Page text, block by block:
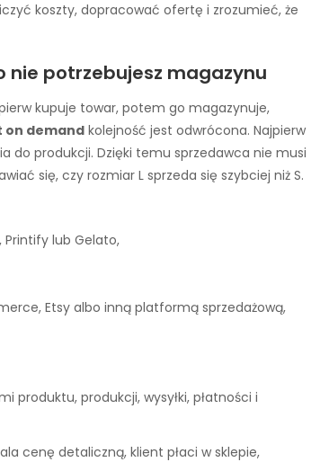
koszty, dopracować ofertę i zrozumieć, że
nie potrzebujesz magazynu
kupuje towar, potem go magazynuje,
on demand kolejność jest odwrócona. Najpierw
do produkcji. Dzięki temu sprzedawca nie musi
się, czy rozmiar L sprzeda się szybciej niż S.
Printify lub Gelato,
Etsy albo inną platformą sprzedażową,
produktu, produkcji, wysyłki, płatności i
cenę detaliczną, klient płaci w sklepie,